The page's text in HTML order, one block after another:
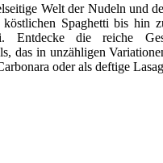
Welt der Nudeln und
köstlichen Spaghetti bis hin
Entdecke die reiche
das in unzähligen
oder als deftige